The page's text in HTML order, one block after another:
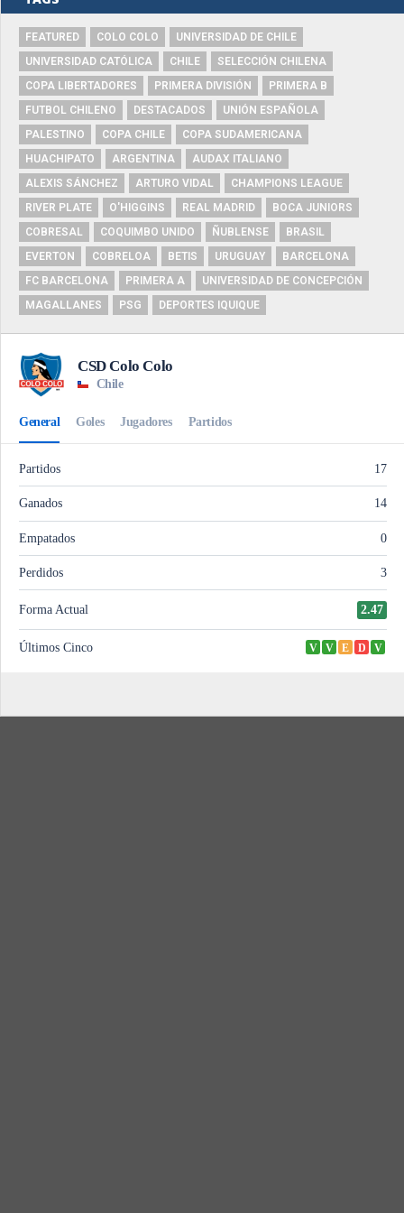
FEATURED COLO COLO
UNIVERSIDAD DE CHILE
UNIVERSIDAD CATÓLICA
CHILE
SELECCIÓN CHILENA
COPA LIBERTADORES
PRIMERA DIVISIÓN
PRIMERA B
FUTBOL CHILENO
DESTACADOS
UNIÓN ESPAÑOLA
PALESTINO
COPA CHILE
COPA SUDAMERICANA
HUACHIPATO
ARGENTINA
AUDAX ITALIANO
ALEXIS SÁNCHEZ
ARTURO VIDAL
CHAMPIONS LEAGUE
RIVER PLATE
O'HIGGINS REAL MADRID
BOCA JUNIORS
COBRESAL
COQUIMBO UNIDO ÑUBLENSE
BRASIL
EVERTON
COBRELOA BETIS URUGUAY
BARCELONA
FC BARCELONA
PRIMERA A
UNIVERSIDAD DE CONCEPCIÓN
MAGALLANES
PSG DEPORTES IQUIQUE